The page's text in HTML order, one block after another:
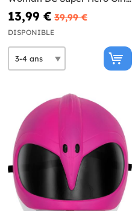
pour fille
13,99 € 39,99 €
DISPONIBLE